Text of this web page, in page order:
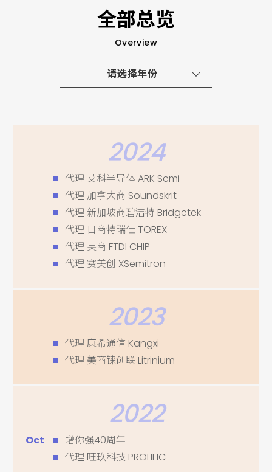
全部总览
Overview
请选择年份
2024
代理 艾科半导体 ARK Semi
代理 加拿大商 Soundskrit
代理 新加坡商碧洁特 Bridgetek
代理 日商特瑞仕 TOREX
代理 英商 FTDI CHIP
代理 赛美创 XSemitron
2023
代理 康希通信 Kangxi
代理 美商铼创联 Litrinium
2022
Oct
增你强40周年
代理 旺玖科技 PROLIFIC